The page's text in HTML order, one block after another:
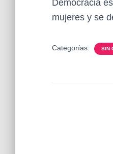
Democracia
mujeres y se
Categorías: SIN